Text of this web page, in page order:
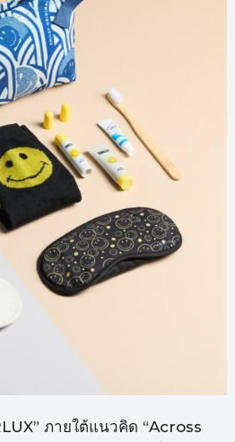
ภายใต้แนวคิด “Across